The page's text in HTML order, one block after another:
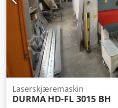
Laserskjæremaskin
DURMA HD-FL 3015 BH